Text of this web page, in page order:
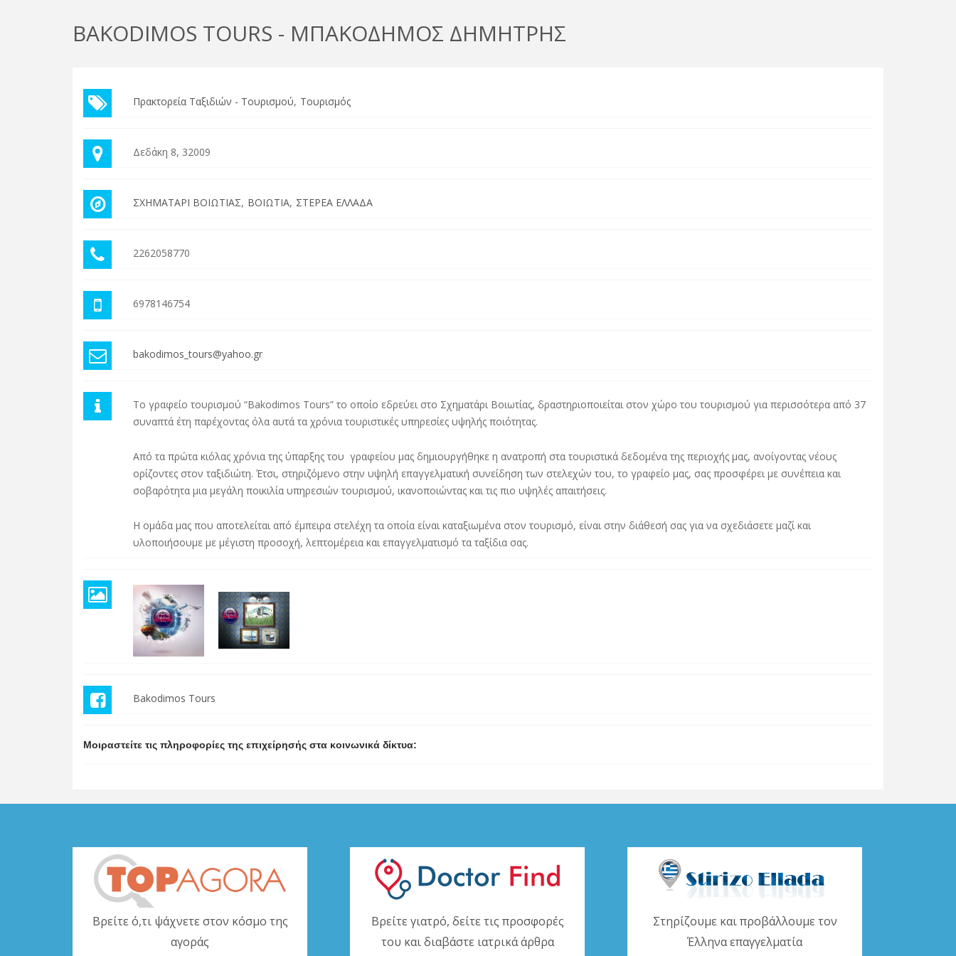
BAKODIMOS TOURS - ΜΠΑΚΟΔΗΜΟΣ ΔΗΜΗΤΡΗΣ
Πρακτορεία Ταξιδιών - Τουρισμού Τουρισμός
Δεδάκη 8, 32009
ΣΧΗΜΑΤΑΡΙ ΒΟΙΩΤΙΑΣ ΒΟΙΩΤΙΑ ΣΤΕΡΕΑ ΕΛΛΑΔΑ
2262058770
6978146754
bakodimos_tours@yahoo.gr
Το γραφείο τουρισμού “Bakodimos Tours” το οποίο εδρεύει στο Σχηματάρι Βοιωτίας, δραστηριοποιείται στον χώρο του τουρισμού για περισσότερα από 37
συναπτά έτη παρέχοντας όλα αυτά τα χρόνια τουριστικές υπηρεσίες υψηλής ποιότητας.
Από τα πρώτα κιόλας χρόνια της ύπαρξης του γραφείου μας δημιουργήθηκε η ανατροπή στα τουριστικά δεδομένα της περιοχής μας, ανοίγοντας νέους
ορίζοντες στον ταξιδιώτη. Έτσι, στηριζόμενο στην υψηλή επαγγελματική συνείδηση των στελεχών του, το γραφείο μας, σας προσφέρει με συνέπεια και
σοβαρότητα μια μεγάλη ποικιλία υπηρεσιών τουρισμού, ικανοποιώντας και τις πιο υψηλές απαιτήσεις.
Η ομάδα μας που αποτελείται από έμπειρα στελέχη τα οποία είναι καταξιωμένα στον τουρισμό, είναι στην διάθεσή σας για να σχεδιάσετε μαζί και
υλοποιήσουμε με μέγιστη προσοχή, λεπτομέρεια και επαγγελματισμό τα ταξίδια σας.
Bakodimos Tours
Μοιραστείτε τις πληροφορίες της επιχείρησής στα κοινωνικά δίκτυα:
Βρείτε ό,τι ψάχνετε στον κόσμο της
αγοράς
Βρείτε γιατρό, δείτε τις προσφορές
του και διαβάστε ιατρικά άρθρα
Στηρίζουμε και προβάλλουμε τον
Έλληνα επαγγελματία